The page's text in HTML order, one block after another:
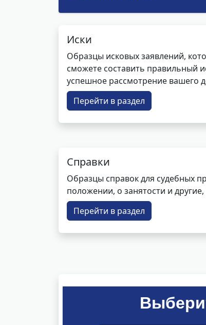
Иски
Образцы исковых заявлений,
сможете составить правильный
успешное рассмотрение вашего
Перейти в раздел
Справки
Образцы справок для судебных
положении, о занятости и
Перейти в раздел